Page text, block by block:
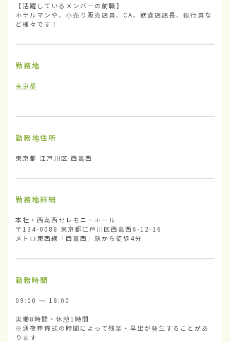
【活躍しているメンバーの前職】
ホテルマンや、小売り販売店員、CA、飲食店店長、銀行員な
ど様々です！
勤務地
東京都
勤務地住所
東京都 江戸川区 西葛西
勤務地詳細
本社・西葛西セレモニーホール
〒134-0088 東京都江戸川区西葛西6-12-16
メトロ東西線「西葛西」駅から徒歩4分
勤務時間
09:00 ～ 18:00
実働8時間・休憩1時間
※通夜葬儀式の時間によって残業・早出が発生することがあ
ります